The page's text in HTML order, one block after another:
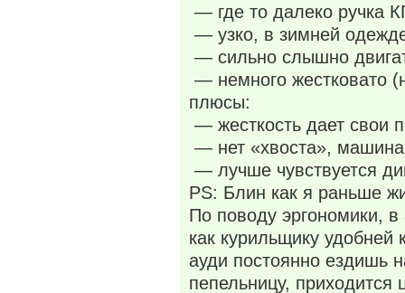
— где то далеко ручка
— узко, в зимней
— сильно слышно
— немного жестковато
плюсы:
— жесткость дает свои
— нет «хвоста»,
— лучше чувствуется
PS: Блин как я раньше
По поводу эргономики,
как курильщику
ауди постоянно ездишь
пепельницу, приходится